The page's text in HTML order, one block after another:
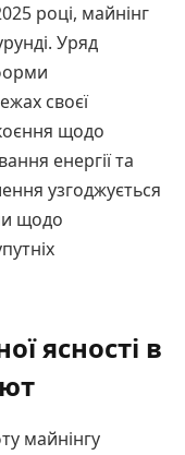
році, майнінг
Уряд
своєї
щодо
енергії та
узгоджується
щодо
ясності в
майнінгу